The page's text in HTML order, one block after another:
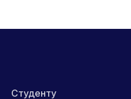
Студенту